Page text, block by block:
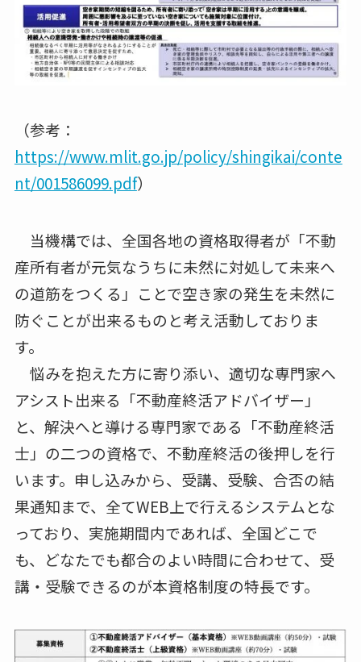
（参考：
https://www.mlit.go.jp/policy/shingikai/conte
nt/001586099.pdf）
当機構では、全国各地の資格取得者が「不動
産所有者が元気なうちに未然に対処して未来へ
の道筋をつくる」ことで空き家の発生を未然に
防ぐことが出来るものと考え活動しておりま
す。
悩みを抱えた方に寄り添い、適切な専門家へ
アシスト出来る「不動産終活アドバイザー」
と、解決へと導ける専門家である「不動産終活
士」の二つの資格で、不動産終活の後押しを行
います。申し込みから、受講、受験、合否の結
果通知まで、全てWEB上で行えるシステムとな
っており、実施期間内であれば、全国どこで
も、どなたでも都合のよい時間に合わせて、受
講・受験できるのが本資格制度の特長です。